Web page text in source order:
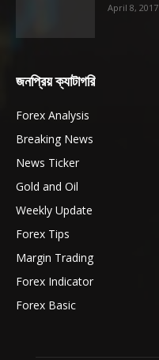
April 8, 2017
জনপ্রিয় ক্যাটাগরি
Forex Analysis
Breaking News
News Ticker
Gold and Oil
Weekly Update
Forex Tips
Margin Trading
Forex Indicator
Forex Basic